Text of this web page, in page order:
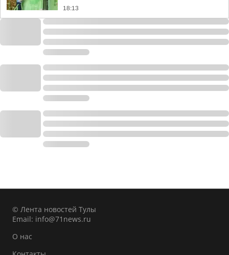
18:13
© Лента новостей Тулы
Email: info@71news.ru
О нас